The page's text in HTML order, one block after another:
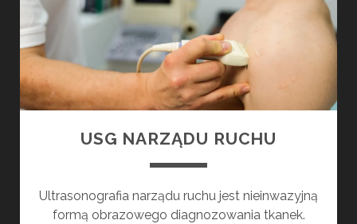
USG NARZĄDU RUCHU
Ultrasonografia narządu ruchu jest nieinwazyjną
formą obrazowego diagnozowania tkanek.